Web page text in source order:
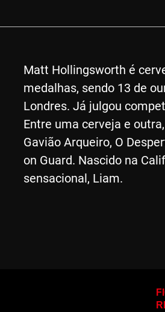
Matt Hollingsworth é
medalhas, sendo 13 de
Londres. Já julgou
Entre uma cerveja e
Gavião Arqueiro, O
on Guard. Nascido na
sensacional, Liam.